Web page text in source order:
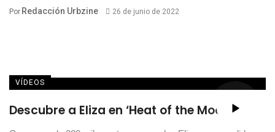
Por Redacción Urbzine 26 de junio de 2022
VÍDEOS
Descubre a Eliza en ‘Heat of the Moon’